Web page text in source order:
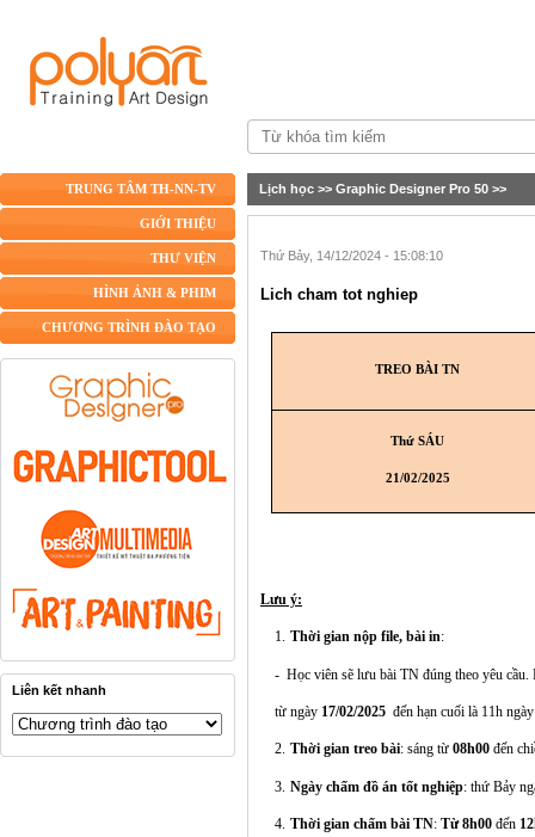
TRUNG TÂM TH-NN-TV
GIỚI THIỆU
THƯ VIỆN
HÌNH ẢNH & PHIM
CHƯƠNG TRÌNH ĐÀO TẠO
Liên kết nhanh
Lịch học >> Graphic Designer Pro 50 >>
Thứ Bảy, 14/12/2024 - 15:08:10
Lich cham tot nghiep
TREO BÀI TN
Thứ SÁU
21/02/2025
Lưu ý:
1. Thời gian nộp file, bài in:
- Học viên sẽ lưu bài TN đúng theo yêu
từ ngày 17/02/2025 đến hạn cuối là 11h
2. Thời gian treo bài: sáng từ 08h00 đến
3. Ngày chấm đồ án tốt nghiệp: thứ Bảy
4. Thời gian chấm bài TN: Từ 8h00 đến